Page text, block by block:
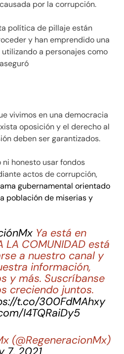
por la corrupción.
política de pillaje están
y han emprendido una
a personajes como
vivimos en una democracia
oposición y el derecho al
deben ser garantizados.
ni honesto usar fondos
actos de corrupción,
gubernamental orientado
población de miserias y
Ya está en
LA COMUNIDAD está
a nuestro canal y
información,
y más. Suscríbanse
creciendo juntos.
t.co/300FdMAhxy
I4TQRaiDy5
(@RegeneracionMx)